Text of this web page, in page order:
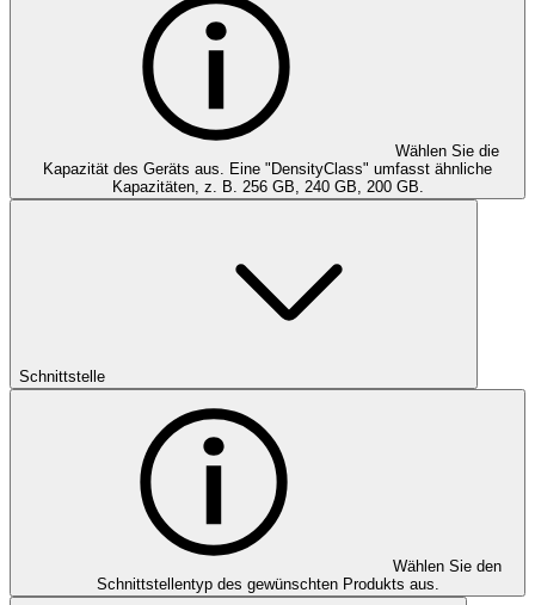
Wählen Sie die
Kapazität des Geräts aus. Eine "DensityClass" umfasst ähnliche
Kapazitäten, z. B. 256 GB, 240 GB, 200 GB.
Schnittstelle
Wählen Sie den
Schnittstellentyp des gewünschten Produkts aus.